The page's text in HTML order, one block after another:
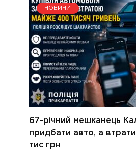
НОВИНИ
67-річний мешканець
придбати авто, а
тис грн